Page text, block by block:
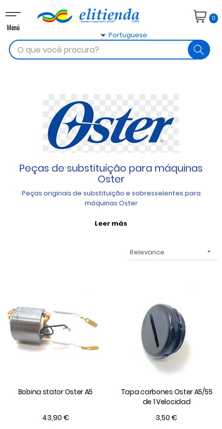
Toggle
navigation
Menú
0
Portuguese

Peças de substituição para máquinas
Oster
Peças originais de substituição e sobresselentes para
máquinas Oster
Leer más
Relevance 
Bobina stator Oster A5
43,90 €
Tapa carbones Oster A5/55
de 1 Velocidad
3,50 €